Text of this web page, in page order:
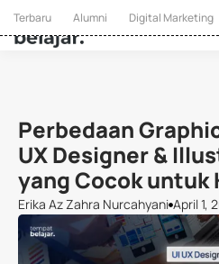
Terbaru Alumni Digital Marketing
Perbedaan
UX Designer &
yang Cocok untuk
Erika Az Zahra Nurcahyani April 1,